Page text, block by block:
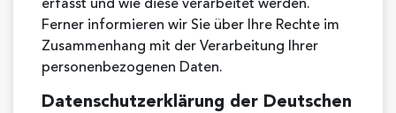
erfasst und wie diese verarbeitet werden.
Ferner informieren wir Sie über Ihre Rechte im
Zusammenhang mit der Verarbeitung Ihrer
personenbezogenen Daten.
Datenschutzerklärung der Deutschen